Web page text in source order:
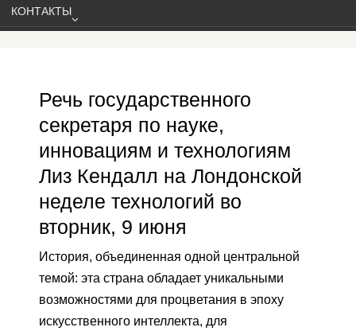
КОНТАКТЫ
Речь государственного
секретаря по науке,
инновациям и технологиям
Лиз Кендалл на Лондонской
неделе технологий во
вторник, 9 июня
История, объединенная одной центральной
темой: эта страна обладает уникальными
возможностями для процветания в эпоху
искусственного интеллекта, для